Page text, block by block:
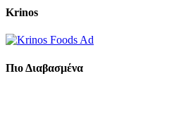
Krinos
Πιο Διαβασμένα